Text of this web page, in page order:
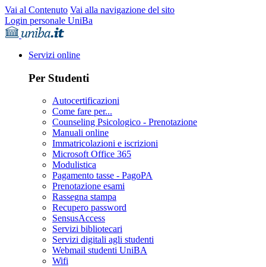
Vai al Contenuto Vai alla navigazione del sito
Login personale UniBa
Servizi online
Per Studenti
Autocertificazioni
Come fare per...
Counseling Psicologico - Prenotazione
Manuali online
Immatricolazioni e iscrizioni
Microsoft Office 365
Modulistica
Pagamento tasse - PagoPA
Prenotazione esami
Rassegna stampa
Recupero password
SensusAccess
Servizi bibliotecari
Servizi digitali agli studenti
Webmail studenti UniBA
Wifi